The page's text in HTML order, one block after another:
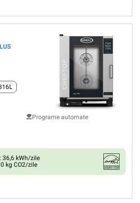
Programe automate
36,6 kWh/zile
kg CO2/zile